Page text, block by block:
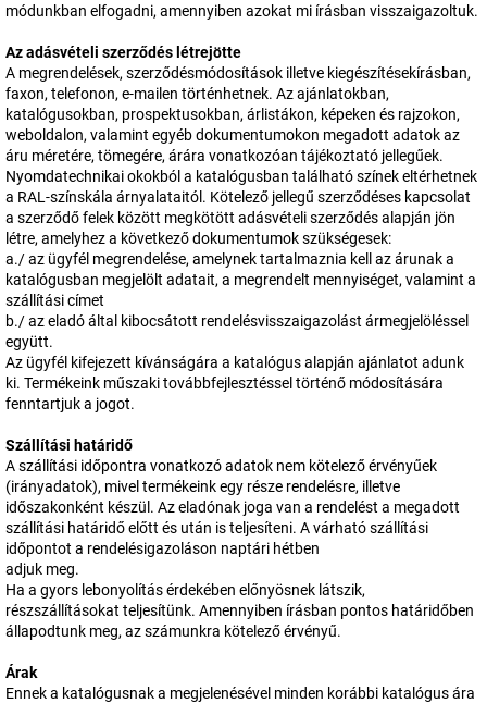
módunkban elfogadni, amennyiben azokat mi írásban visszaigazoltuk.
Az adásvételi szerződés létrejötte
A megrendelések, szerződésmódosítások illetve kiegészítésekírásban,
faxon, telefonon, e-mailen történhetnek. Az ajánlatokban,
katalógusokban, prospektusokban, árlistákon, képeken és rajzokon,
weboldalon, valamint egyéb dokumentumokon megadott adatok az
áru méretére, tömegére, árára vonatkozóan tájékoztató jellegűek.
Nyomdatechnikai okokból a katalógusban található színek eltérhetnek
a RAL-színskála árnyalataitól. Kötelező jellegű szerződéses kapcsolat
a szerződő felek között megkötött adásvételi szerződés alapján jön
létre, amelyhez a következő dokumentumok szükségesek:
a./ az ügyfél megrendelése, amelynek tartalmaznia kell az árunak a
katalógusban megjelölt adatait, a megrendelt mennyiséget, valamint a
szállítási címet
b./ az eladó által kibocsátott rendelésvisszaigazolást ármegjelöléssel
együtt.
Az ügyfél kifejezett kívánságára a katalógus alapján ajánlatot adunk
ki. Termékeink műszaki továbbfejlesztéssel történő módosítására
fenntartjuk a jogot.
Szállítási határidő
A szállítási időpontra vonatkozó adatok nem kötelező érvényűek
(irányadatok), mivel termékeink egy része rendelésre, illetve
időszakonként készül. Az eladónak joga van a rendelést a megadott
szállítási határidő előtt és után is teljesíteni. A várható szállítási
időpontot a rendelésigazoláson naptári hétben
adjuk meg.
Ha a gyors lebonyolítás érdekében előnyösnek látszik,
részszállításokat teljesítünk. Amennyiben írásban pontos határidőben
állapodtunk meg, az számunkra kötelező érvényű.
Árak
Ennek a katalógusnak a megjelenésével minden korábbi katalógus ára